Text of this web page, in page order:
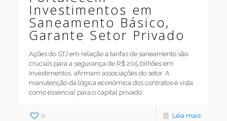
Investimentos em
Saneamento Básico,
Garante Setor Privado
Ações do STJ em relação a tarifas de saneamento são
cruciais para a segurança de R$ 205 bilhões em
investimentos, afirmam associações do setor. A
manutenção da lógica econômica dos contratos é vista
como essencial para o capital privado.
0 Leia mais